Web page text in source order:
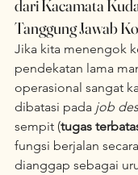
dari Kacamata
Tanggung Jawab
Jika kita menengok
pendekatan lama
operasional sangat
dibatasi pada job
sempit (tugas
fungsi berjalan
dianggap sebagai